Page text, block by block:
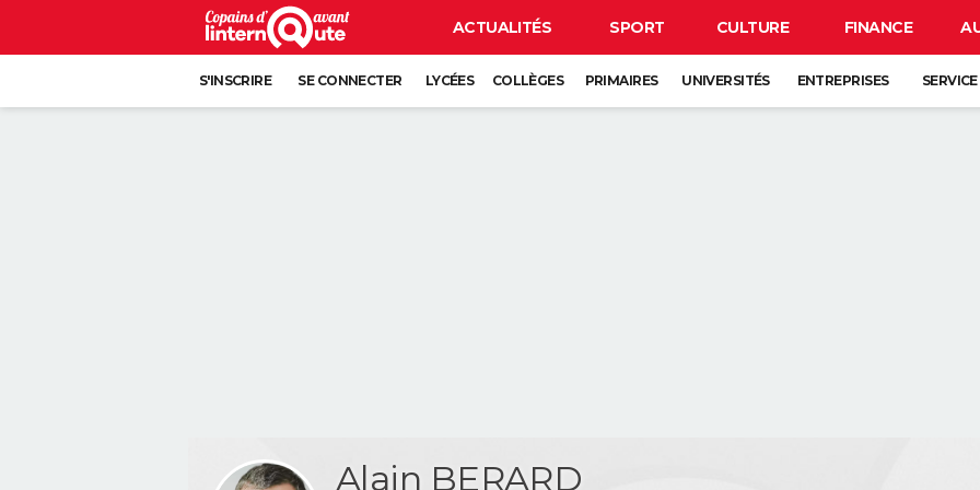
ACTUALITÉS SPORT CULTURE FINANCE
S'INSCRIRE SE CONNECTER LYCÉES COLLÈGES PRIMAIRES UNIVERSITÉS ENTREPRISES
Alain BERARD